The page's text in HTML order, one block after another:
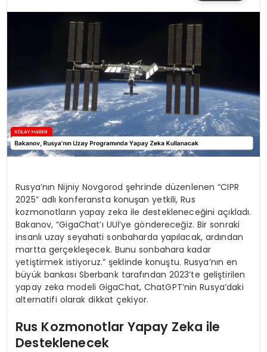
Rusya’nın Nijniy Novgorod şehrinde düzenlenen “CIPR
2025” adlı konferansta konuşan yetkili, Rus
kozmonotların yapay zeka ile destekleneceğini açıkladı.
Bakanov, “GigaChat’ı UUİ’ye göndereceğiz. Bir sonraki
insanlı uzay seyahati sonbaharda yapılacak, ardından
martta gerçekleşecek. Bunu sonbahara kadar
yetiştirmek istiyoruz.” şeklinde konuştu. Rusya’nın en
büyük bankası Sberbank tarafından 2023’te geliştirilen
yapay zeka modeli GigaChat, ChatGPT’nin Rusya’daki
alternatifi olarak dikkat çekiyor.
Rus Kozmonotlar Yapay Zeka ile
Desteklenecek